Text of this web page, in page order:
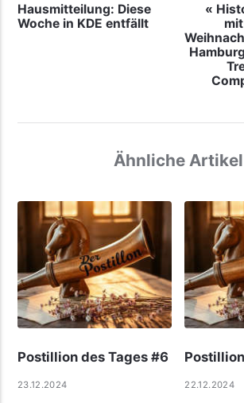
Hausmitteilung: Diese
Woche in KDE entfällt
«
Ähnliche Artikel
Postillion des Tages #6
23.12.2024 22.12.2024